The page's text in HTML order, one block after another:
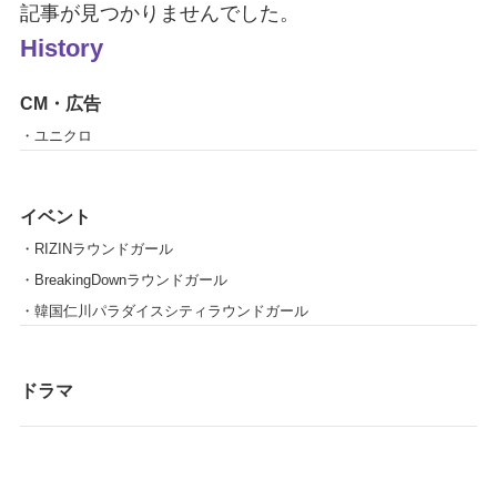
記事が見つかりませんでした。
History
CM・広告
・ユニクロ
イベント
・RIZINラウンドガール
・BreakingDownラウンドガール
・韓国仁川パラダイスシティラウンドガール
ドラマ